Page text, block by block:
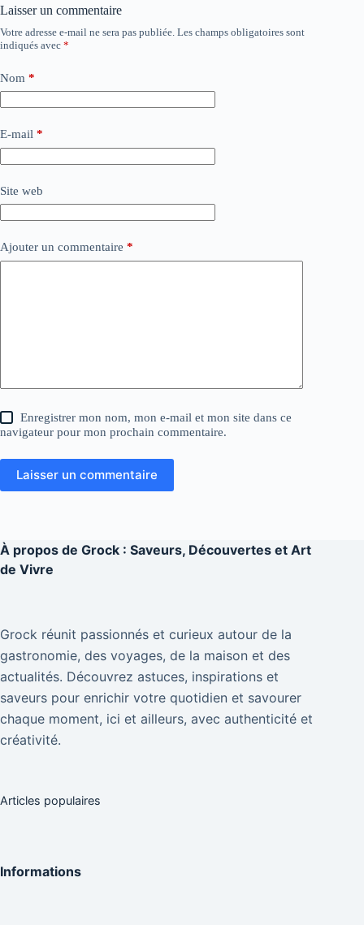
Laisser un commentaire
Votre adresse e-mail ne sera pas publiée. Les champs obligatoires sont
indiqués avec *
Nom *
E-mail *
Site web
Ajouter un commentaire *
Enregistrer mon nom, mon e-mail et mon site dans ce
navigateur pour mon prochain commentaire.
Laisser un commentaire
À propos de Grock : Saveurs, Découvertes et Art
de Vivre
Grock réunit passionnés et curieux autour de la
gastronomie, des voyages, de la maison et des
actualités. Découvrez astuces, inspirations et
saveurs pour enrichir votre quotidien et savourer
chaque moment, ici et ailleurs, avec authenticité et
créativité.
Articles populaires
Informations